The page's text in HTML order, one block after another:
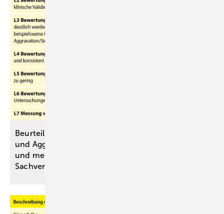
Beurteilung von Mischungen von Dissimulation
und Aggravation/Simulation in psychologischen
und medizinischen
Sachverständigengutachten